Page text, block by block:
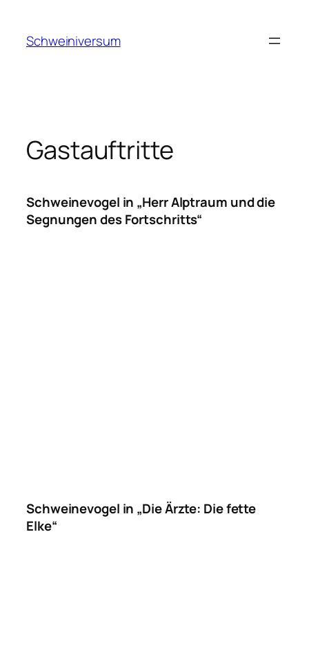
springen
Schweiniversum
Gastauftritte
Schweinevogel in „Herr Alptraum und die
Segnungen des Fortschritts“
Schweinevogel in „Die Ärzte: Die fette
Elke“